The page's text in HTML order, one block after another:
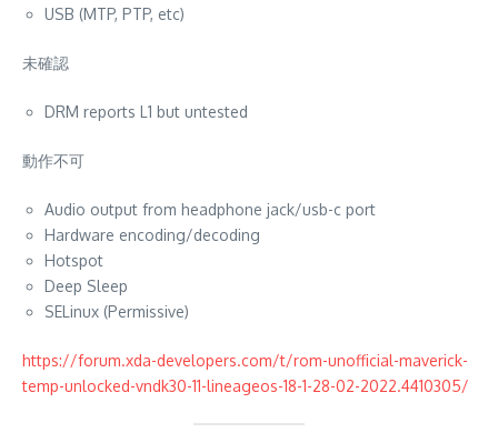
USB (MTP, PTP, etc)
未確認
DRM reports L1 but untested
動作不可
Audio output from headphone jack/usb-c port
Hardware encoding/decoding
Hotspot
Deep Sleep
SELinux (Permissive)
https://forum.xda-developers.com/t/rom-unofficial-maverick-
temp-unlocked-vndk30-11-lineageos-18-1-28-02-2022.4410305/